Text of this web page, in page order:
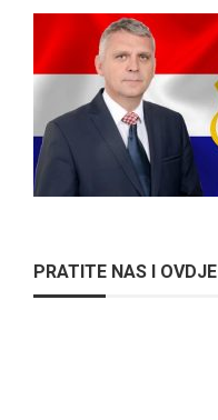
PRATITE NAS I OVDJE